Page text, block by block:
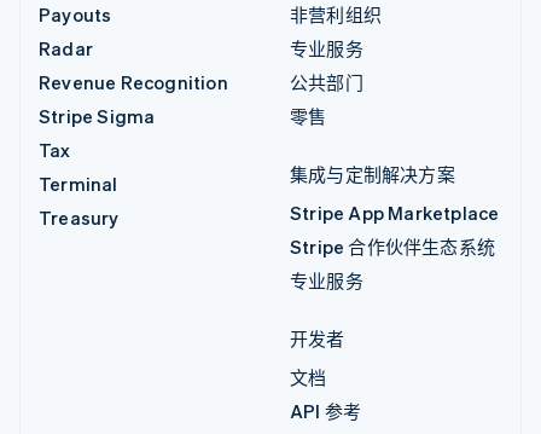
Payouts
Radar
Revenue Recognition
Stripe Sigma
Tax
Terminal
Treasury
非营利组织
专业服务
公共部门
零售
集成与定制解决方案
Stripe App Marketplace
Stripe 合作伙伴生态系统
专业服务
开发者
文档
API 参考